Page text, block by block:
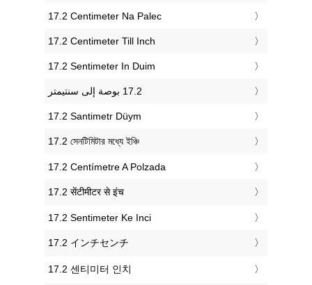
‎17.2 Centimeter Na Palec
‎17.2 Centimeter Till Inch
‎17.2 Sentimeter In Duim
‎17.2 Santimetr Düym
‎17.2 সেনটিমিটার মধ্যে ইঞ্চি
‎17.2 Centímetre A Polzada
‎17.2 सेंटीमीटर से इंच
‎17.2 Sentimeter Ke Inci
‎17.2 インチセンチ
‎17.2 센티미터 인치